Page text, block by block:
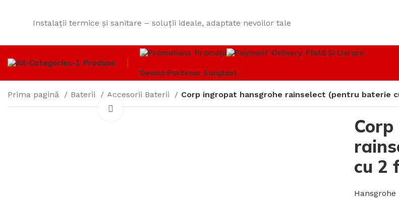
Instalații termice și sanitare – soluții ideale, adaptate nevoilor tale
Produse
Promoții Plată Și Livrare
Devino Partener Sanplast
Prima pagină Baterii Accesorii Baterii Corp ingropat hansgrohe rainselect (pentru baterie
Click to enlarge
cu 2
Hansgrohe